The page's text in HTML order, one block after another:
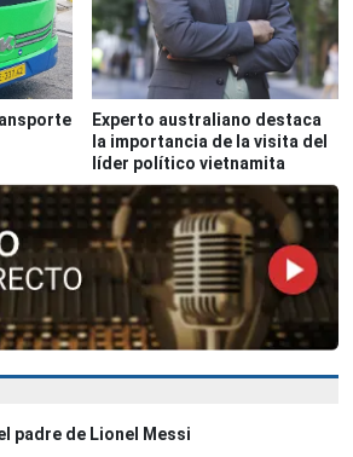
Experto australiano destaca
la importancia de la visita del
líder político vietnamita
padre de Lionel Messi